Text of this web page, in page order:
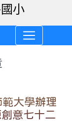
大學辦理
意七十二